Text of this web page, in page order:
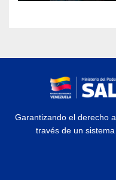
Garantizando el derecho
través de un